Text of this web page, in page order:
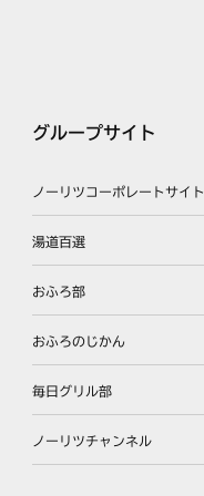
グループサイト
ノーリツコーポレートサイト
湯道百選
おふろ部
おふろのじかん
毎日グリル部
ノーリツチャンネル